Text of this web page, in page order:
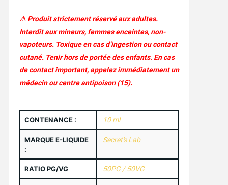
⚠ Produit strictement réservé aux adultes.
Interdit aux mineurs, femmes enceintes, non-
vapoteurs. Toxique en cas d’ingestion ou contact
cutané. Tenir hors de portée des enfants. En cas
de contact important, appelez immédiatement un
médecin ou centre antipoison (15).
CONTENANCE : 10 ml
MARQUE E-LIQUIDE
:
Secret's Lab
RATIO PG/VG 50PG / 50VG